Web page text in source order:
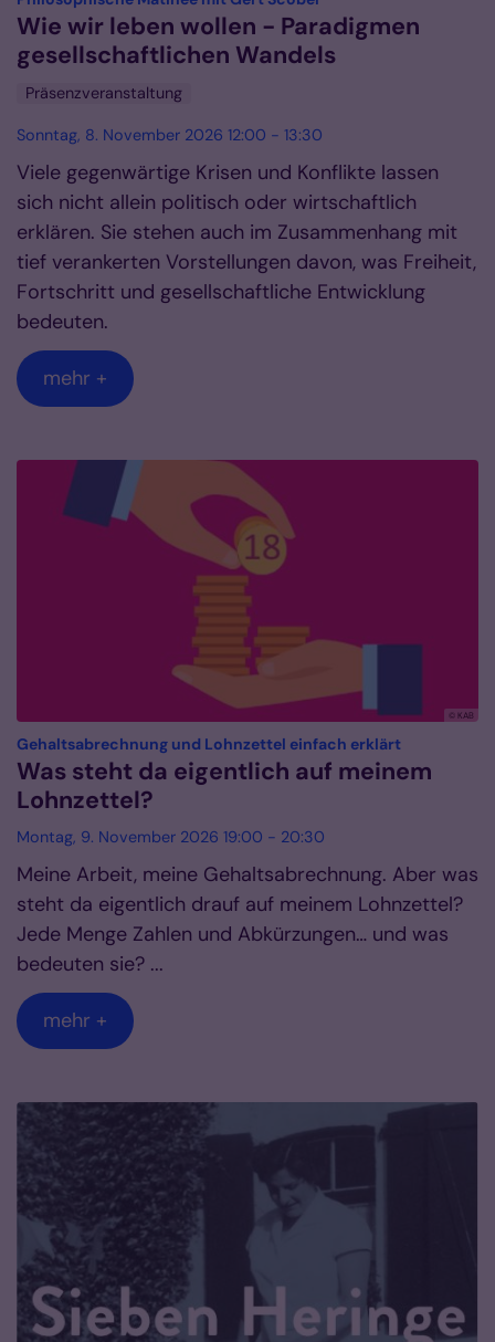
Wie wir leben wollen - Paradigmen
gesellschaftlichen Wandels
Präsenzveranstaltung
Sonntag, 8. November 2026 12:00 - 13:30
Viele gegenwärtige Krisen und Konflikte lassen
sich nicht allein politisch oder wirtschaftlich
erklären. Sie stehen auch im Zusammenhang mit
tief verankerten Vorstellungen davon, was Freiheit,
Fortschritt und gesellschaftliche Entwicklung
bedeuten.
mehr +
© KAB
Gehaltsabrechnung und Lohnzettel einfach erklärt:
Was steht da eigentlich auf meinem
Lohnzettel?
Montag, 9. November 2026 19:00 - 20:30
Meine Arbeit, meine Gehaltsabrechnung. Aber was
steht da eigentlich drauf auf meinem Lohnzettel?
Jede Menge Zahlen und Abkürzungen… und was
bedeuten sie? ...
mehr +